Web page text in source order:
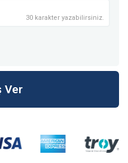
30 karakter yazabilirsiniz.